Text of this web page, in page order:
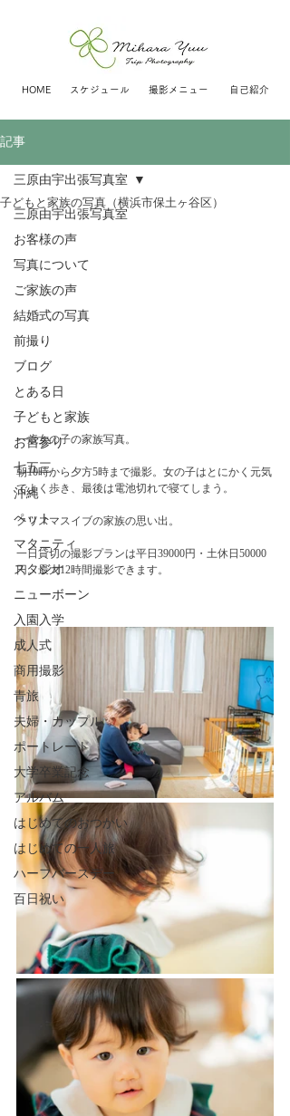
HOME スケジュール 撮影メニュー 自己紹介
記事
三原由宇出張写真室
お客様の声
写真について
ご家族の声
結婚式の写真
前撮り
ブログ
とある日
子どもと家族
お宮参り
七五三
沖縄
ペット
マタニティ
スタジオ
ニューボーン
入園入学
成人式
商用撮影
青旅
夫婦・カップル
ポートレート
大学卒業記念
アルバム
はじめてのおつかい
はじめての一人旅
ハーフバースデー
百日祝い
三原由宇出張写真室
子どもと家族の写真（横浜市保土ヶ谷区）
一歳女の子の家族写真。
朝10時から夕方5時まで撮影。女の子はとにかく元気
でよく歩き、最後は電池切れで寝てしまう。
クリスマスイブの家族の思い出。
一日貸切の撮影プランは平日39000円・土休日50000
円。最大12時間撮影できます。